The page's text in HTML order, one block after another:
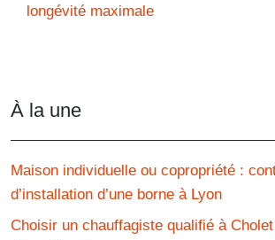
longévité maximale
À la une
Maison individuelle ou copropriété :
d’installation d’une borne à Lyon
Choisir un chauffagiste qualifié à